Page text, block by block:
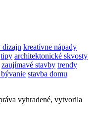
dizajn kreatívne nápady
tipy architektonické skvosty
zaujímavé stavby trendy
stavba domu
vyhradené, vytvorila